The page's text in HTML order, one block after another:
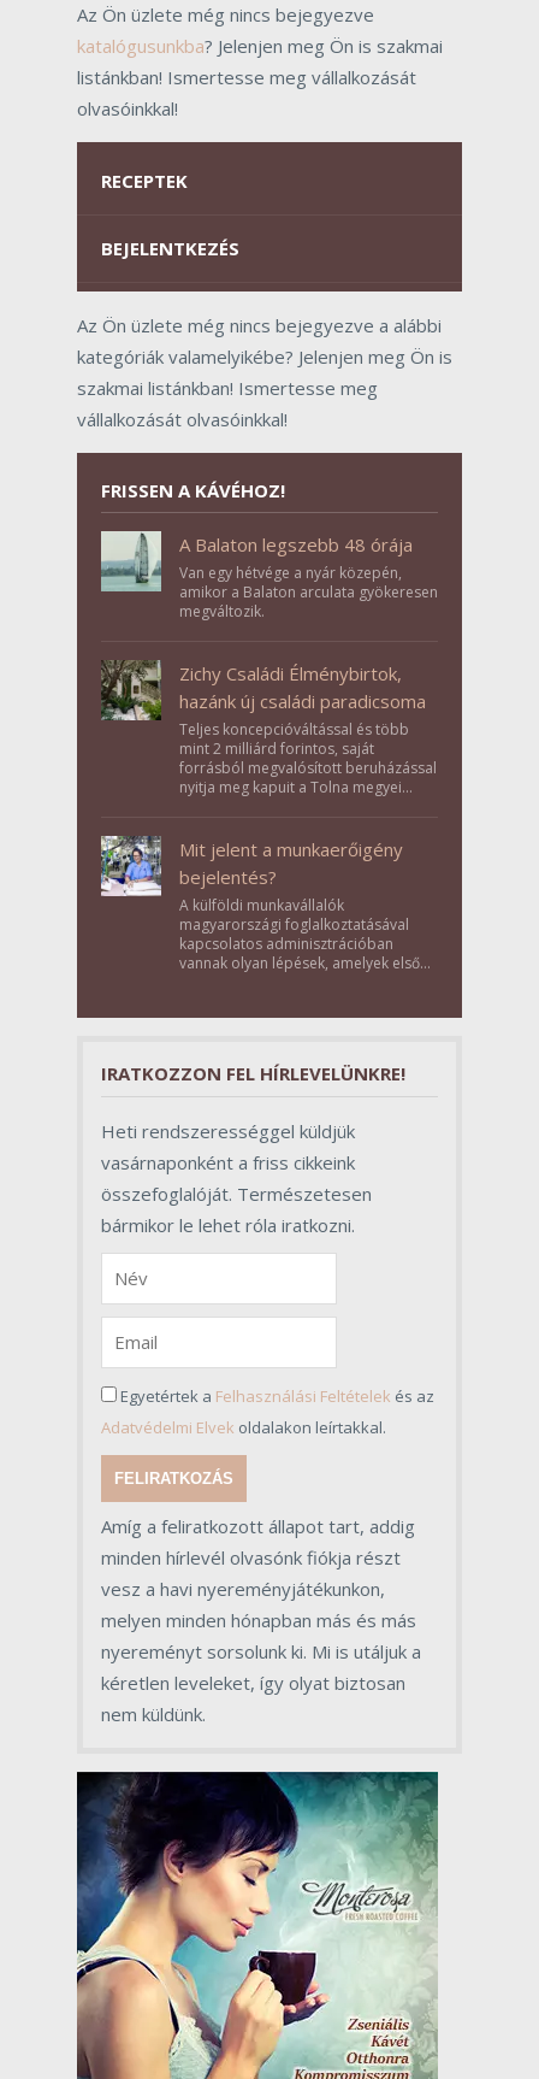
Az Ön üzlete még nincs bejegyezve
katalógusunkba? Jelenjen meg Ön is szakmai
listánkban! Ismertesse meg vállalkozását
olvasóinkkal!
RECEPTEK
BEJELENTKEZÉS
Az Ön üzlete még nincs bejegyezve a alábbi
kategóriák valamelyikébe? Jelenjen meg Ön is
szakmai listánkban! Ismertesse meg
vállalkozását olvasóinkkal!
FRISSEN A KÁVÉHOZ!
A Balaton legszebb 48 órája
Van egy hétvége a nyár közepén,
amikor a Balaton arculata gyökeresen
megváltozik.
Zichy Családi Élménybirtok,
hazánk új családi paradicsoma
Teljes koncepcióváltással és több
mint 2 milliárd forintos, saját
forrásból megvalósított beruházással
nyitja meg kapuit a Tolna megyei
Mit jelent a munkaerőigény
bejelentés?
A külföldi munkavállalók
magyarországi foglalkoztatásával
kapcsolatos adminisztrációban
vannak olyan lépések, amelyek első
szerepet töltenek be az egész
IRATKOZZON FEL HÍRLEVELÜNKRE!
Heti rendszerességgel küldjük
vasárnaponként a friss cikkeink
összefoglalóját. Természetesen
bármikor le lehet róla iratkozni.
Egyetértek a Felhasználási Feltételek és az
Adatvédelmi Elvek oldalakon leírtakkal.
FELIRATKOZÁS
Amíg a feliratkozott állapot tart, addig
minden hírlevél olvasónk fiókja részt
vesz a havi nyereményjátékunkon,
melyen minden hónapban más és más
nyereményt sorsolunk ki. Mi is utáljuk a
kéretlen leveleket, így olyat biztosan
nem küldünk.